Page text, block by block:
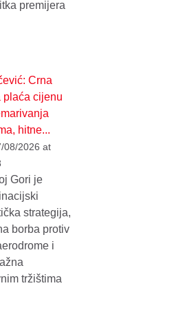
premijera
Crna
plaća cijenu
hitne...
08/2026 at
Gori je
strategija,
borba protiv
i
tržištima